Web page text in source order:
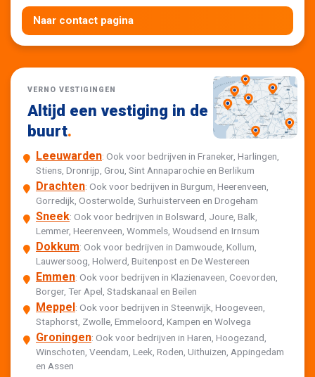
Naar contact pagina
VERNO VESTIGINGEN
Altijd een vestiging in de
buurt.
Leeuwarden: Ook voor bedrijven in Franeker, Harlingen,
Stiens, Dronrijp, Grou, Sint Annaparochie en Berlikum
Drachten: Ook voor bedrijven in Burgum, Heerenveen,
Gorredijk, Oosterwolde, Surhuisterveen en Drogeham
Sneek: Ook voor bedrijven in Bolsward, Joure, Balk,
Lemmer, Heerenveen, Wommels, Woudsend en Irnsum
Dokkum: Ook voor bedrijven in Damwoude, Kollum,
Lauwersoog, Holwerd, Buitenpost en De Westereen
Emmen: Ook voor bedrijven in Klazienaveen, Coevorden,
Borger, Ter Apel, Stadskanaal en Beilen
Meppel: Ook voor bedrijven in Steenwijk, Hoogeveen,
Staphorst, Zwolle, Emmeloord, Kampen en Wolvega
Groningen: Ook voor bedrijven in Haren, Hoogezand,
Winschoten, Veendam, Leek, Roden, Uithuizen, Appingedam
en Assen